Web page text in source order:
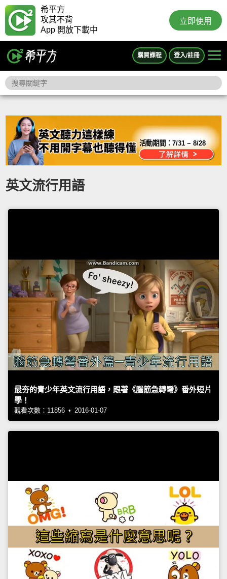
希平方
攻其不背
App 開放下載中
立即使用
購買課程 登入/註冊
活動期間：7/31 ~ 8/28
英文流行用語
最夯的青少年英文流行用語，跟著《腦筋急轉彎》番外短片
學！
觀看次數：11856 • 2016-01-07